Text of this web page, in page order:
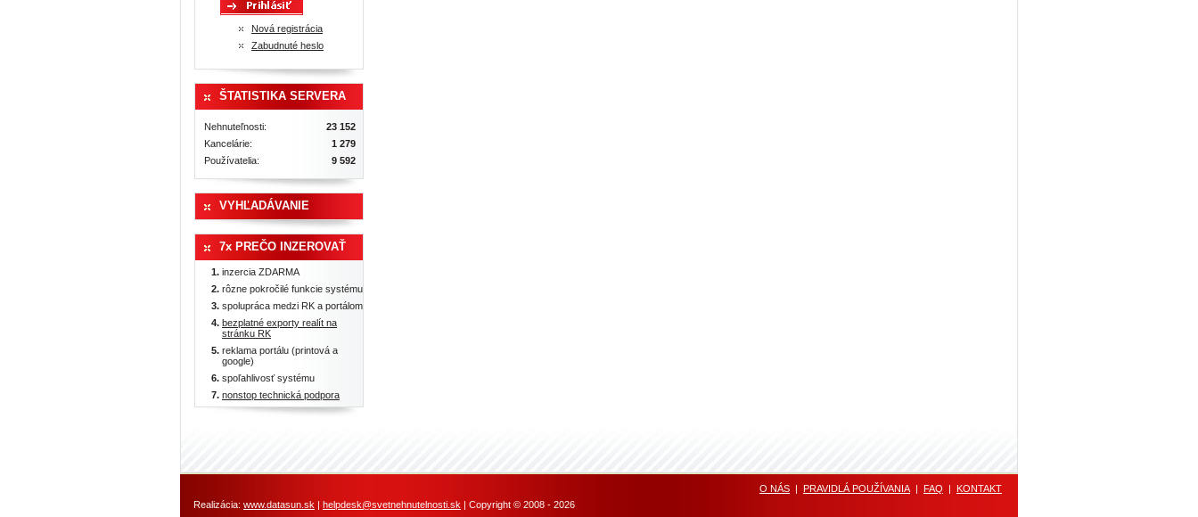
Nová registrácia
Zabudnuté heslo
ŠTATISTIKA SERVERA
Nehnuteľnosti:
23 152
Kancelárie:
1 279
Používatelia:
9 592
VYHĽADÁVANIE
7x PREČO INZEROVAŤ
inzercia ZDARMA
rôzne pokročilé funkcie systému
spolupráca medzi RK a portálom
bezplatné exporty realít na
stránku RK
reklama portálu (printová a
google)
spoľahlivosť systému
nonstop technická podpora
O NÁS | PRAVIDLÁ POUŽÍVANIA | FAQ |
KONTAKT
Realizácia: www.datasun.sk | helpdesk@svetnehnutelnosti.sk | Copyright © 2008 - 2026